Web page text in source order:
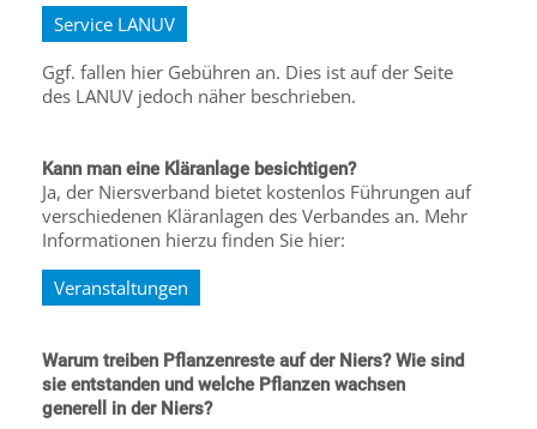
Service LANUV
Ggf. fallen hier Gebühren an. Dies ist auf der Seite
des LANUV jedoch näher beschrieben.
Kann man eine Kläranlage besichtigen?
Ja, der Niersverband bietet kostenlos Führungen auf
verschiedenen Kläranlagen des Verbandes an. Mehr
Informationen hierzu finden Sie hier:
Veranstaltungen
Warum treiben Pflanzenreste auf der Niers? Wie sind
sie entstanden und welche Pflanzen wachsen
generell in der Niers?